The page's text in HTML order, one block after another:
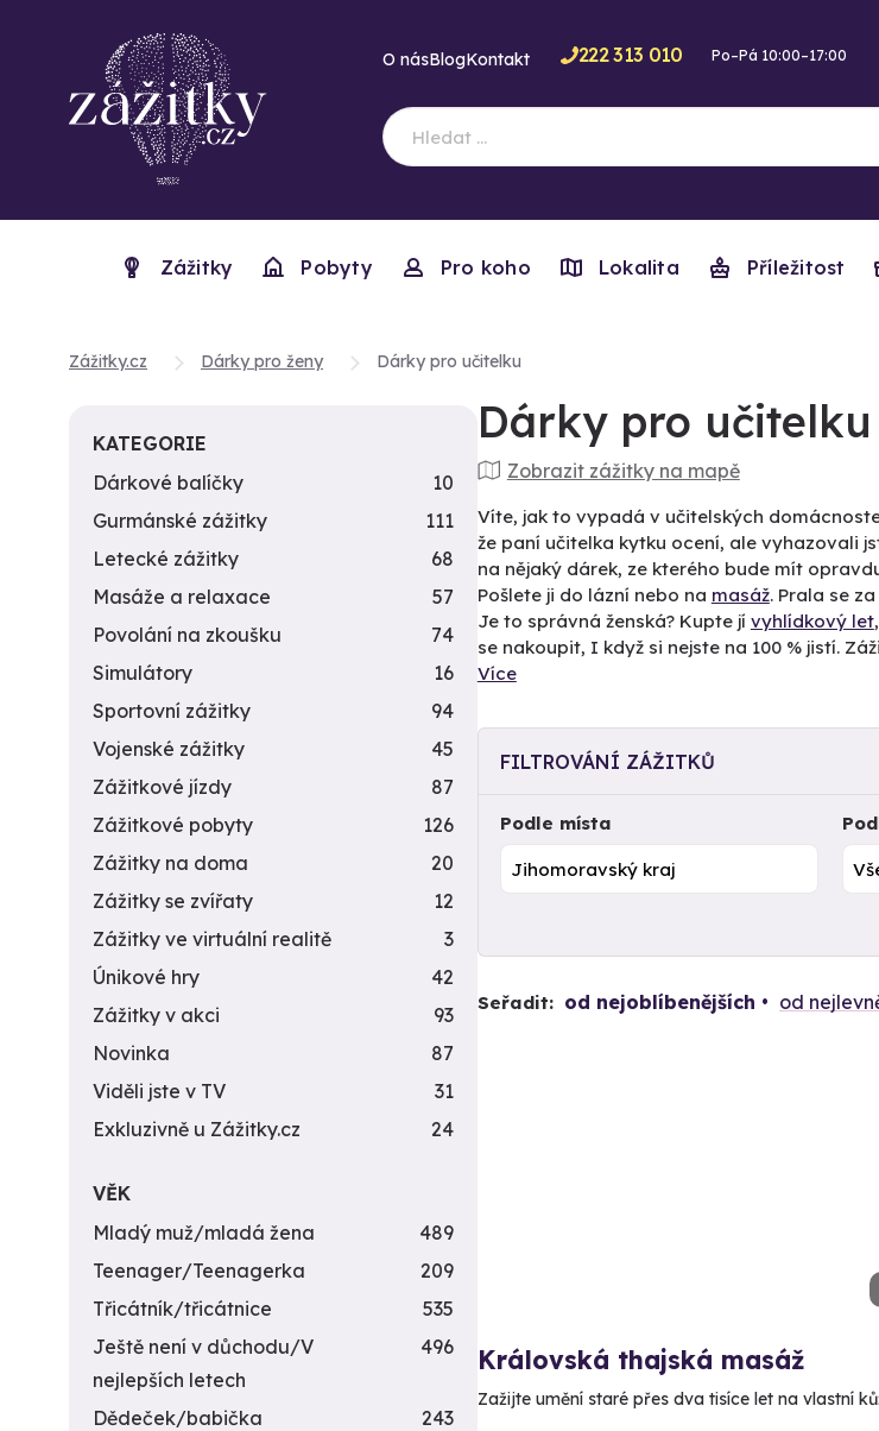
O násBlogKontakt 222 313 010 Po–Pá 10:00–17:00
Zážitky Pobyty Pro koho Lokalita Příležitost
Zážitky.cz Dárky pro ženy Dárky pro učitelku
Dárky pro
Zobrazit zážitky na mapě
Víte, jak to vypadá v učitelských
že paní učitelka kytku ocení, ale vyhazovali
na nějaký dárek, ze kterého bude mít
Pošlete ji do lázní nebo na masáž. Prala se
Je to správná ženská? Kupte jí vyhlídkový let
se nakoupit, I když si nejste na 100 % jistí.
Více
FILTROVÁNÍ ZÁŽITKŮ
Podle místa
Seřadit: od nejoblíbenějších od
Královská thajská masáž
Zažijte umění staré přes dva tisíce let na vlastní
KATEGORIE
Dárkové balíčky
10
Gurmánské zážitky
111
Letecké zážitky
68
Masáže a relaxace
57
Povolání na zkoušku
74
Simulátory
16
Sportovní zážitky
94
Vojenské zážitky
45
Zážitkové jízdy
87
Zážitkové pobyty
126
Zážitky na doma
20
Zážitky se zvířaty
12
Zážitky ve virtuální realitě
3
Únikové hry
42
Zážitky v akci
93
Novinka
87
Viděli jste v TV
31
Exkluzivně u Zážitky.cz
24
VĚK
Mladý muž/mladá žena
489
Teenager/Teenagerka
209
Třicátník/třicátnice
535
Ještě není v důchodu/V
nejlepších letech
496
Dědeček/babička
243